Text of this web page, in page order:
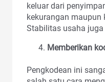
keluar dari
kekurangan maupun
Stabilitas usaha
Memberikan
Pengkodean ini